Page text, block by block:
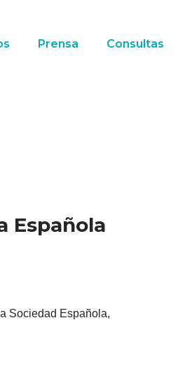
Prensa Consultas
Española
Sociedad Española,